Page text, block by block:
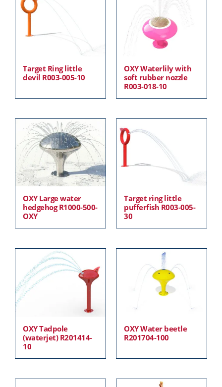
Target Ring little
devil R003-005-10
OXY Waterlily with
soft rubber nozzle
R003-018-10
OXY Large water
hedgehog R1000-500-
OXY
Target ring little
pufferfish R003-005-
30
OXY Tadpole
(waterjet) R201414-
10
OXY Water beetle
R201704-100